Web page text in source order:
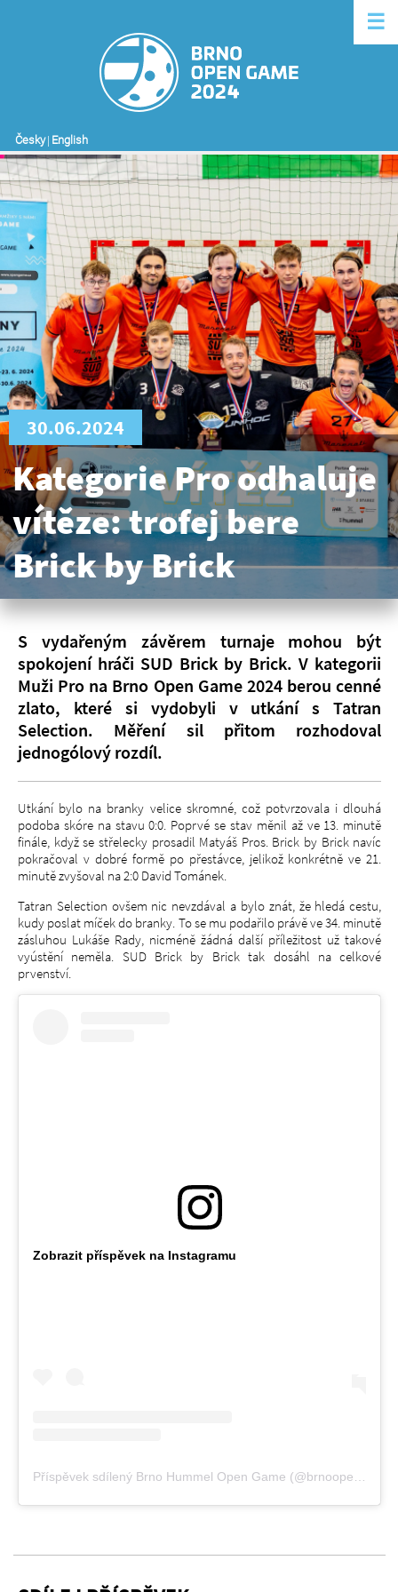
Česky| English
☰
Kategorie Pro odhaluje
vítěze: trofej bere
Brick by Brick
30.06.2024
S vydařeným závěrem turnaje mohou být
spokojení hráči SUD Brick by Brick. V kategorii
Muži Pro na Brno Open Game 2024 berou cenné
zlato, které si vydobyli v utkání s Tatran
Selection. Měření sil přitom rozhodoval
jednogólový rozdíl.
Utkání bylo na branky velice skromné, což potvrzovala i dlouhá
podoba skóre na stavu 0:0. Poprvé se stav měnil až ve 13. minutě
finále, když se střelecky prosadil Matyáš Pros. Brick by Brick navíc
pokračoval v dobré formě po přestávce, jelikož konkrétně ve 21.
minutě zvyšoval na 2:0 David Tománek.
Tatran Selection ovšem nic nevzdával a bylo znát, že hledá cestu,
kudy poslat míček do branky. To se mu podařilo právě ve 34. minutě
zásluhou Lukáše Rady, nicméně žádná další příležitost už takové
vyústění neměla. SUD Brick by Brick tak dosáhl na celkové
prvenství.
Zobrazit příspěvek na Instagramu